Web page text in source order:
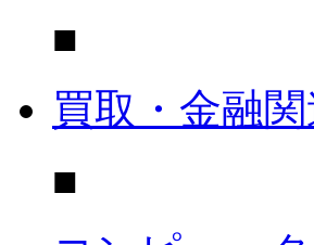
■
買取・金融関
■